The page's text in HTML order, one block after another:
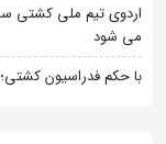
می شود
با حکم فدراسیون کشتی؛